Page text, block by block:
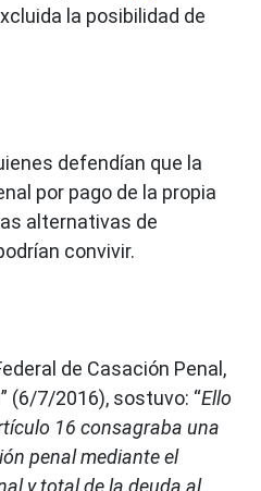
la posibilidad de
defendían que la
por pago de la propia
alternativas de
convivir.
de Casación Penal,
(6/7/2016), sostuvo: “Ello
16 consagraba una
penal mediante el
y total de la deuda al